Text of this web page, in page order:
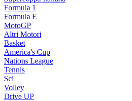
Formula 1
Formula E
MotoGP
Altri Motori
Basket
America's Cup
Nations League
Tennis
Sci
Volley
Drive UP